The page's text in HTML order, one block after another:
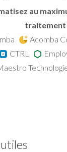
au
traitement
Acomba
CTRL